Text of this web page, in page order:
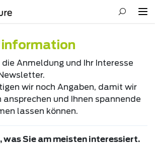
Anmeldung und Ihr Interesse
wir noch Angaben, damit wir
ansprechen und Ihnen spannende
lassen können.
was Sie am meisten interessiert.